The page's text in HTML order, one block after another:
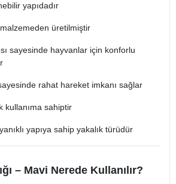
yapıdadır
üretilmiştir
sayesinde hayvanlar için konforlu
rahat hareket imkanı sağlar
kullanıma sahiptir
yapıya sahip yakalık türüdür
– Mavi Nerede Kullanılır?